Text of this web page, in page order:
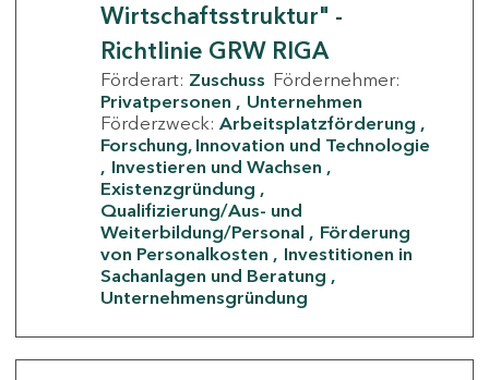
Wirtschaftsstruktur" -
Richtlinie GRW RIGA
Förderart: Zuschuss Fördernehmer:
Privatpersonen
Unternehmen
Förderzweck: Arbeitsplatzförderung
Forschung, Innovation und Technologie
Investieren und Wachsen
Existenzgründung
Qualifizierung/Aus- und
Weiterbildung/Personal
Förderung
von Personalkosten
Investitionen in
Sachanlagen und Beratung
Unternehmensgründung